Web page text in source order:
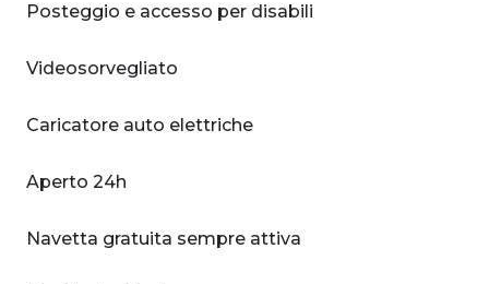
Posteggio e accesso per disabili
Videosorvegliato
Caricatore auto elettriche
Aperto 24h
Navetta gratuita sempre attiva